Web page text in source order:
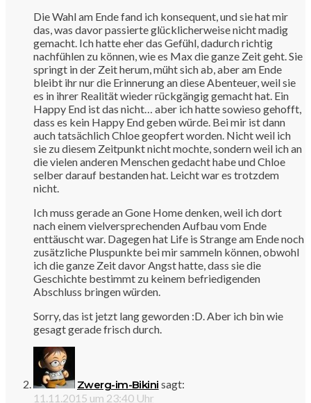
Die Wahl am Ende fand ich konsequent, und sie hat mir
das, was davor passierte glücklicherweise nicht madig
gemacht. Ich hatte eher das Gefühl, dadurch richtig
nachfühlen zu können, wie es Max die ganze Zeit geht. Sie
springt in der Zeit herum, müht sich ab, aber am Ende
bleibt ihr nur die Erinnerung an diese Abenteuer, weil sie
es in ihrer Realität wieder rückgängig gemacht hat. Ein
Happy End ist das nicht… aber ich hatte sowieso gehofft,
dass es kein Happy End geben würde. Bei mir ist dann
auch tatsächlich Chloe geopfert worden. Nicht weil ich
sie zu diesem Zeitpunkt nicht mochte, sondern weil ich an
die vielen anderen Menschen gedacht habe und Chloe
selber darauf bestanden hat. Leicht war es trotzdem
nicht.
Ich muss gerade an Gone Home denken, weil ich dort
nach einem vielversprechenden Aufbau vom Ende
enttäuscht war. Dagegen hat Life is Strange am Ende noch
zusätzliche Pluspunkte bei mir sammeln können, obwohl
ich die ganze Zeit davor Angst hatte, dass sie die
Geschichte bestimmt zu keinem befriedigenden
Abschluss bringen würden.
Sorry, das ist jetzt lang geworden :D. Aber ich bin wie
gesagt gerade frisch durch.
Zwerg-im-Bikini sagt:
11.11.2015 um 23:40 Uhr